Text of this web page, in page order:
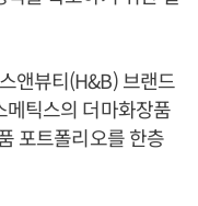
앤뷰티(H&B) 브랜드
틱스의 더마화장품
포트폴리오를 한층